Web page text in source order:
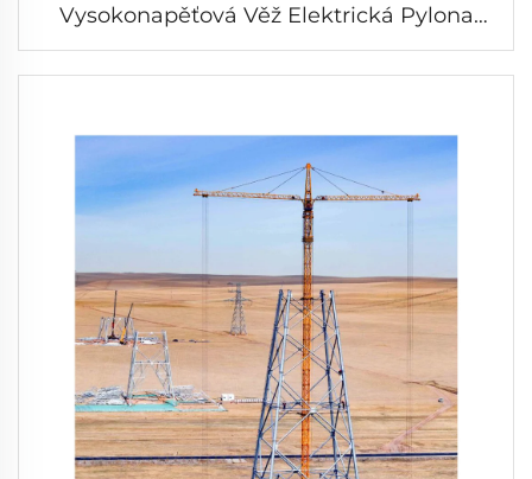
Vysokonapěťová Věž Elektrická Pylona
Elektrická Linka Věž